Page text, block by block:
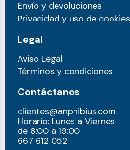
Envío y devoluciones
Privacidad y uso de cookies
Legal
Aviso Legal
Términos y condiciones
Contáctanos
clientes@anphibius.com
Horario: Lunes a Viernes
de 8:00 a 19:00
667 612 052​